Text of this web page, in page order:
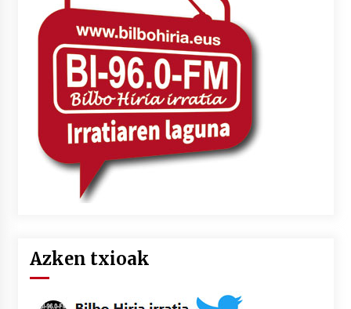
lan berriak
2026/07/03
MUSIBLA #297: Bide, Boards Of Canada, Somak,
Tiga, Twisted Teens, Underscores, Habia
2026/07/02
Azken txioak